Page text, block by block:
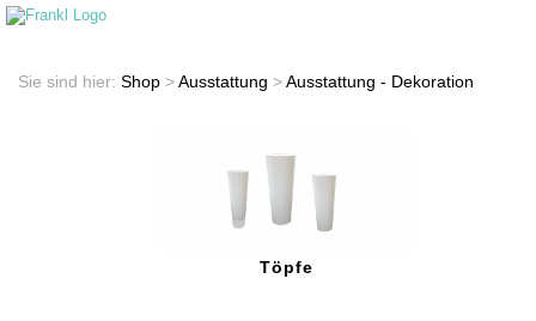
Sie sind hier: Shop >Ausstattung >Ausstattung - Dekoration
Töpfe